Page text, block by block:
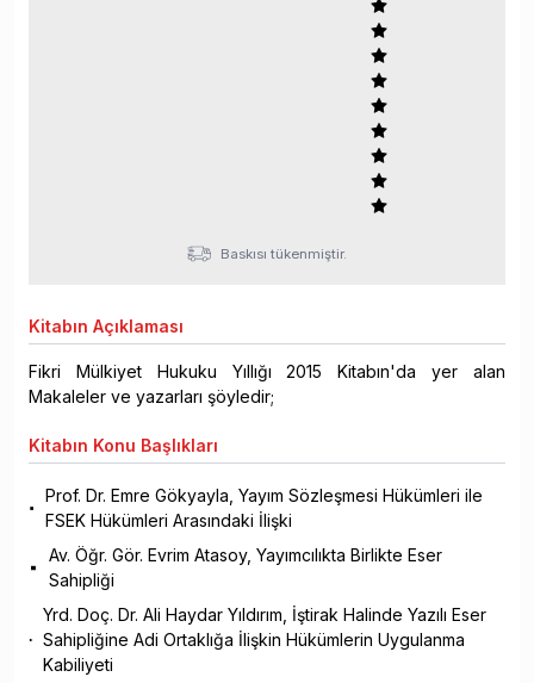
Baskısı tükenmiştir.
Kitabın Açıklaması
Fikri Mülkiyet Hukuku Yıllığı 2015 Kitabın'da yer alan
Makaleler ve yazarları şöyledir;
Kitabın Konu Başlıkları
Prof. Dr. Emre Gökyayla, Yayım Sözleşmesi Hükümleri ile
FSEK Hükümleri Arasındaki İlişki
Av. Öğr. Gör. Evrim Atasoy, Yayımcılıkta Birlikte Eser
Sahipliği
Yrd. Doç. Dr. Ali Haydar Yıldırım, İştirak Halinde Yazılı Eser
Sahipliğine Adi Ortaklığa İlişkin Hükümlerin Uygulanma
Kabiliyeti